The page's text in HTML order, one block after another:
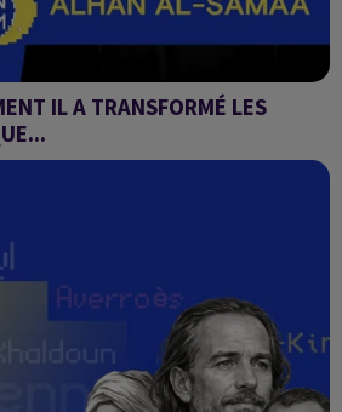
IL A TRANSFORMÉ LES